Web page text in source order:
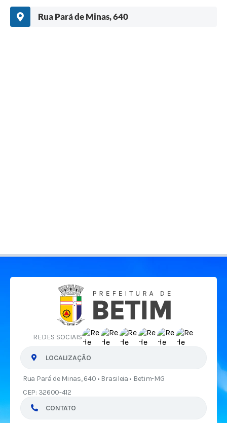
Rua Pará de Minas, 640
REDES SOCIAIS
LOCALIZAÇÃO
Rua Pará de Minas, 640 • Brasileia • Betim-MG
CEP: 32600-412
CONTATO